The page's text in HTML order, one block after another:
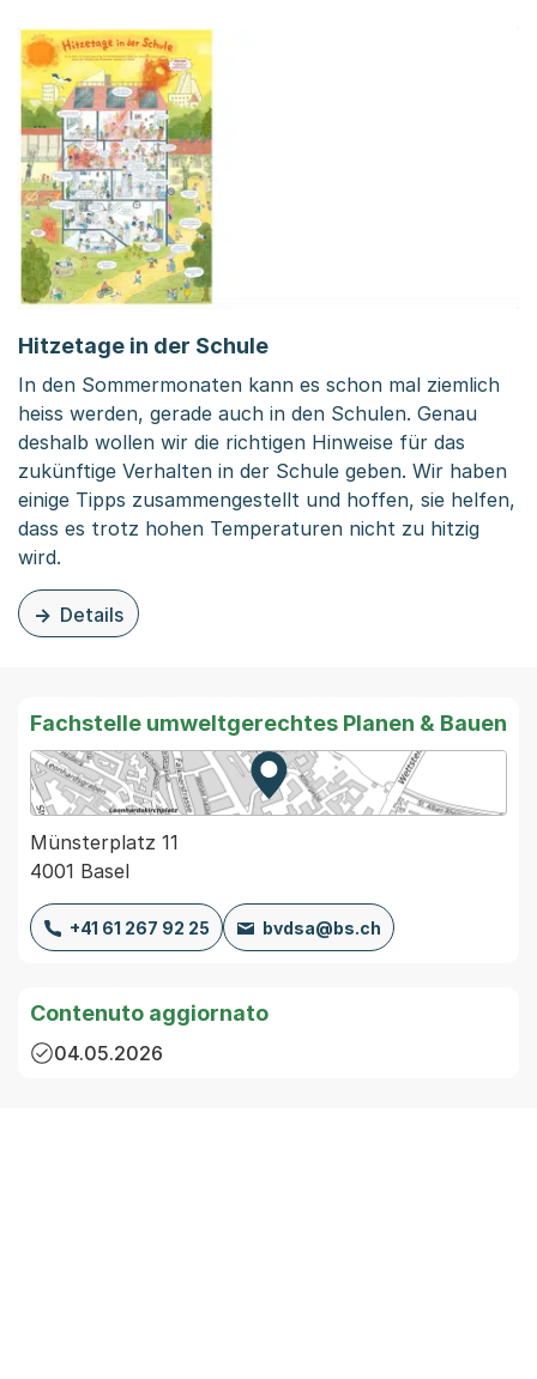
Hitzetage in der Schule
In den Sommermonaten kann es schon mal ziemlich
heiss werden, gerade auch in den Schulen. Genau
deshalb wollen wir die richtigen Hinweise für das
zukünftige Verhalten in der Schule geben. Wir haben
einige Tipps zusammengestellt und hoffen, sie helfen,
dass es trotz hohen Temperaturen nicht zu hitzig
wird.
Details
zu diesem Inhalt: Hitzetage in der Schule
Fachstelle umweltgerechtes Planen & Bauen
Zur Karte von MapBS.
Externer Link, wird in einem
Münsterplatz 11
4001 Basel
+41 61 267 92 25 bvdsa@bs.ch
Contenuto aggiornato
04.05.2026